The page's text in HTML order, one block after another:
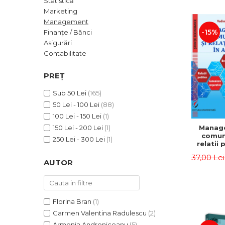
ADMINISTRATIVE
ȘTIINȚE ECONOMICE
ȘTIINȚE EXACTE
EDUCAȚIE FIZICĂ ȘI SPORT
PREUNIVERSITARIA
PACHETE DE STUDIU
PROMOȚIILE LUNII
Cum Cumpăr
Politica de Retur
Formular de Retur
Marketing
Management
Finanțe / Bănci
Asigurări
Contabilitate
PREȚ
Sub 50 Lei (165)
50 Lei - 100 Lei (88)
100 Lei - 150 Lei (1)
150 Lei - 200 Lei (1)
250 Lei - 300 Lei (1)
AUTOR
Florina Bran (1)
Carmen Valentina Radulescu (2)
-15%
relatii
37,00